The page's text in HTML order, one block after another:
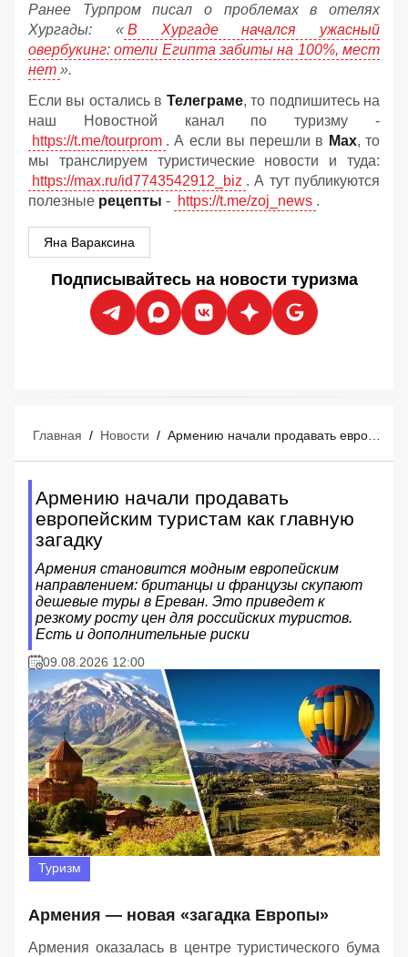
Ранее Турпром писал о проблемах в отелях
Хургады: « В Хургаде начался ужасный
овербукинг: отели Египта забиты на 100%, мест
нет ».
Если вы остались в Телеграме, то подпишитесь на
наш Новостной канал по туризму -
https://t.me/tourprom . А если вы перешли в Мах, то
мы транслируем туристические новости и туда:
https://max.ru/id7743542912_biz . А тут публикуются
полезные рецепты - https://t.me/zoj_news .
Яна Вараксина
Подписывайтесь на новости туризма
Главная / Новости /
Армению начали продавать
европейским туристам как главную
загадку
Армения становится модным европейским
направлением: британцы и французы скупают
дешевые туры в Ереван. Это приведет к
резкому росту цен для российских туристов.
Есть и дополнительные риски
09.08.2026 12:00
Туризм
Армения — новая «загадка Европы»
Армения оказалась в центре туристического бума